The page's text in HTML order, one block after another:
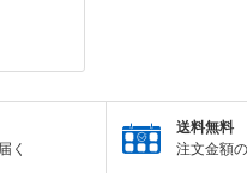
く
送料無料
注文金額